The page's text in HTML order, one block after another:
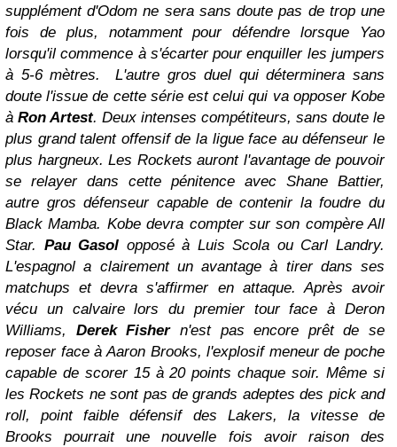
supplément d'Odom ne sera sans doute pas de trop une
fois de plus, notamment pour défendre lorsque Yao
lorsqu'il commence à s'écarter pour enquiller les jumpers
à 5-6 mètres.
L'autre gros duel qui déterminera sans
doute l'issue de cette série est celui qui va opposer Kobe
à Ron Artest. Deux intenses compétiteurs, sans doute le
plus grand talent offensif de la ligue face au défenseur le
plus hargneux. Les Rockets auront l'avantage de pouvoir
se relayer dans cette pénitence avec Shane Battier,
autre gros défenseur capable de contenir la foudre du
Black Mamba. Kobe devra compter sur son compère All
Star. Pau Gasol opposé à Luis Scola ou Carl Landry.
L'espagnol a clairement un avantage à tirer dans ses
matchups et devra s'affirmer en attaque. Après avoir
vécu un calvaire lors du premier tour face à Deron
Williams, Derek Fishern'est pas encore prêt de se
reposer face à Aaron Brooks, l'explosif meneur de poche
capable de scorer 15 à 20 points chaque soir. Même si
les Rockets ne sont pas de grands adeptes des pick and
roll, point faible défensif des Lakers, la vitesse de
Brooks pourrait une nouvelle fois avoir raison des